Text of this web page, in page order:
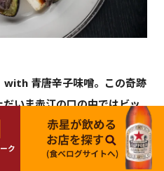
青唐辛子味噌。この奇跡
いま赤江の口の中ではビッ
を始めました。
てたんですが、今、確信しま
ク